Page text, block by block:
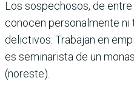
Los sospechosos, de entre
conocen personalmente
delictivos. Trabajan en
es seminarista de un
(noreste).